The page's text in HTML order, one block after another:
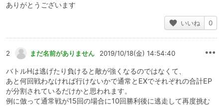
ありがとうございます
いいね 0
2 まだ名前がありません 2019/10/18(金) 14:54:40
バトルHは逃げたり負けると敵が強くなるのではなくて、
あと何回戦わなければ行けないかで通常とEXでそれぞれの合計EP
が分割されているだけかと思われます。
例に倣って通常戦が15回の場合に10回勝利後に逃走して再度挑む